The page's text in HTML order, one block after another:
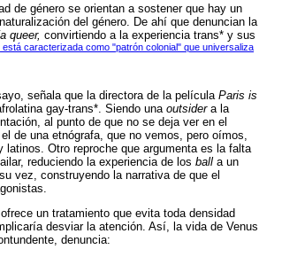
de género se orientan a sostener que hay un
del género. De ahí que denuncian la
queer, convirtiendo a la experiencia trans* y sus
está caracterizada como "patrón colonial" que universaliza
señala que la directora de la película Paris is
gay-trans*. Siendo una outsidera la
al punto de que no se deja ver en el
de una etnógrafa, que no vemos, pero oímos,
Otro reproche que argumenta es la falta
reduciendo la experiencia de los ball a un
vez, construyendo la narrativa de que el
un tratamiento que evita toda densidad
desviar la atención. Así, la vida de Venus
denuncia: